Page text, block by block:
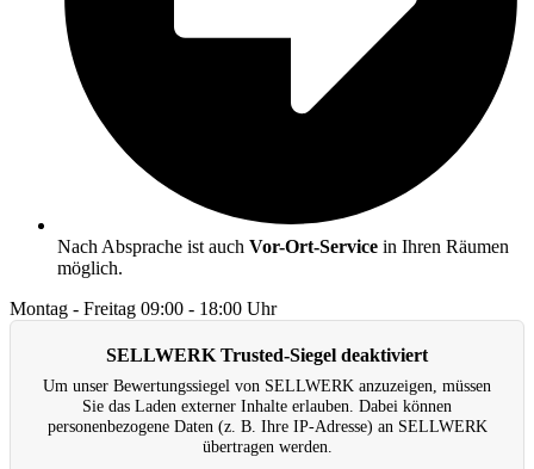
Nach Absprache ist auch Vor-Ort-Ser­vice in Ihren Räumen
möglich.
Montag - Freitag 09:00 - 18:00 Uhr
SELLWERK Trusted-Siegel deaktiviert
Um unser Bewertungs­siegel von SELLWERK anzuzeigen, müssen
Sie das Laden externer Inhalte erlauben. Dabei können
personenbezogene Daten (z. B. Ihre IP-Adresse) an SELLWERK
übertragen werden.